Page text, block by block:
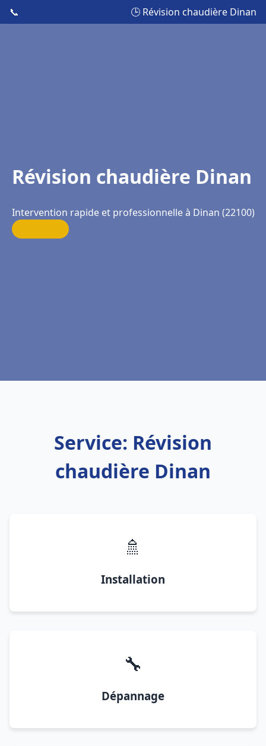
📞 🕒 Révision chaudière Dinan
Révision chaudière Dinan
Intervention rapide et professionnelle à Dinan (22100)
Service: Révision
chaudière Dinan
🚿
Installation
🔧
Dépannage